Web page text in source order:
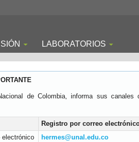
LABORATORIOS
de Colombia, informa sus canales
Registro por correo
hermes@unal.edu.co